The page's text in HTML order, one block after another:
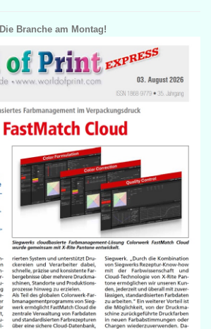
Die Branche am Montag!